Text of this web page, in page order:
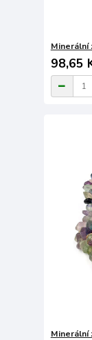
Minerální
98,65